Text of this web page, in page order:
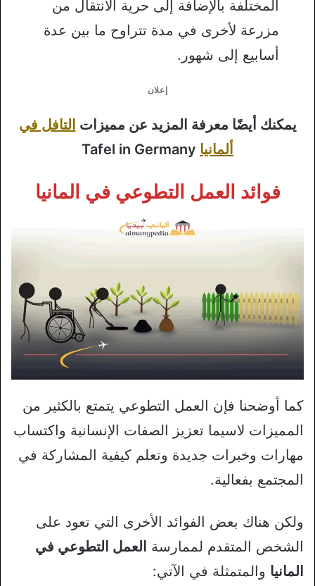
المختلفة بالإضافة إلى حرية الانتقال من
مزرعة لأخرى في مدة تتراوح ما بين عدة
أسابيع إلى شهور.
إعلان
يمكنك أيضًا معرفة المزيد عن مميزات التافل في
ألمانيا
فوائد العمل التطوعي في المانيا
كما أوضحنا فإن العمل التطوعي يتمتع بالكثير من
المميزات لاسيما تعزيز الصفات الإنسانية واكتساب
مهارات وخبرات جديدة وتعلم كيفية المشاركة في
المجتمع بفعالية.
ولكن هناك بعض الفوائد الأخرى التي تعود على
الشخص المتقدم لممارسة العمل التطوعي في
المانيا والمتمثلة في الآتي: